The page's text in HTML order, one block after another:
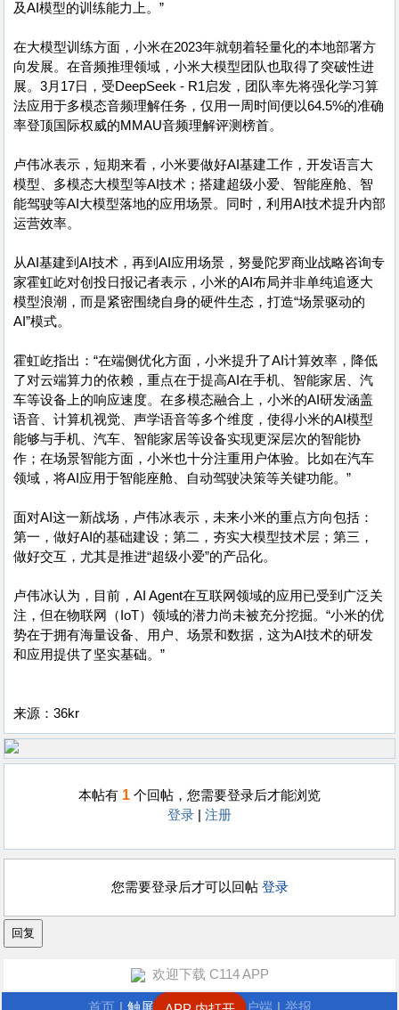
及AI模型的训练能力上。”
在大模型训练方面，小米在2023年就朝着轻量化的本地部署方
向发展。在音频推理领域，小米大模型团队也取得了突破性进
展。3月17日，受DeepSeek - R1启发，团队率先将强化学习算
法应用于多模态音频理解任务，仅用一周时间便以64.5%的准确
率登顶国际权威的MMAU音频理解评测榜首。
卢伟冰表示，短期来看，小米要做好AI基建工作，开发语言大
模型、多模态大模型等AI技术；搭建超级小爱、智能座舱、智
能驾驶等AI大模型落地的应用场景。同时，利用AI技术提升内部
运营效率。
从AI基建到AI技术，再到AI应用场景，努曼陀罗商业战略咨询专
家霍虹屹对创投日报记者表示，小米的AI布局并非单纯追逐大
模型浪潮，而是紧密围绕自身的硬件生态，打造“场景驱动的
AI”模式。
霍虹屹指出：“在端侧优化方面，小米提升了AI计算效率，降低
了对云端算力的依赖，重点在于提高AI在手机、智能家居、汽
车等设备上的响应速度。在多模态融合上，小米的AI研发涵盖
语音、计算机视觉、声学语音等多个维度，使得小米的AI模型
能够与手机、汽车、智能家居等设备实现更深层次的智能协
作；在场景智能方面，小米也十分注重用户体验。比如在汽车
领域，将AI应用于智能座舱、自动驾驶决策等关键功能。”
面对AI这一新战场，卢伟冰表示，未来小米的重点方向包括：
第一，做好AI的基础建设；第二，夯实大模型技术层；第三，
做好交互，尤其是推进“超级小爱”的产品化。
卢伟冰认为，目前，AI Agent在互联网领域的应用已受到广泛关
注，但在物联网（IoT）领域的潜力尚未被充分挖掘。“小米的优
势在于拥有海量设备、用户、场景和数据，这为AI技术的研发
和应用提供了坚实基础。”
来源：36kr
本帖有 1 个回帖，您需要登录后才能浏览
登录
注册
您需要登录后才可以回帖 登录
欢迎下载 C114 APP